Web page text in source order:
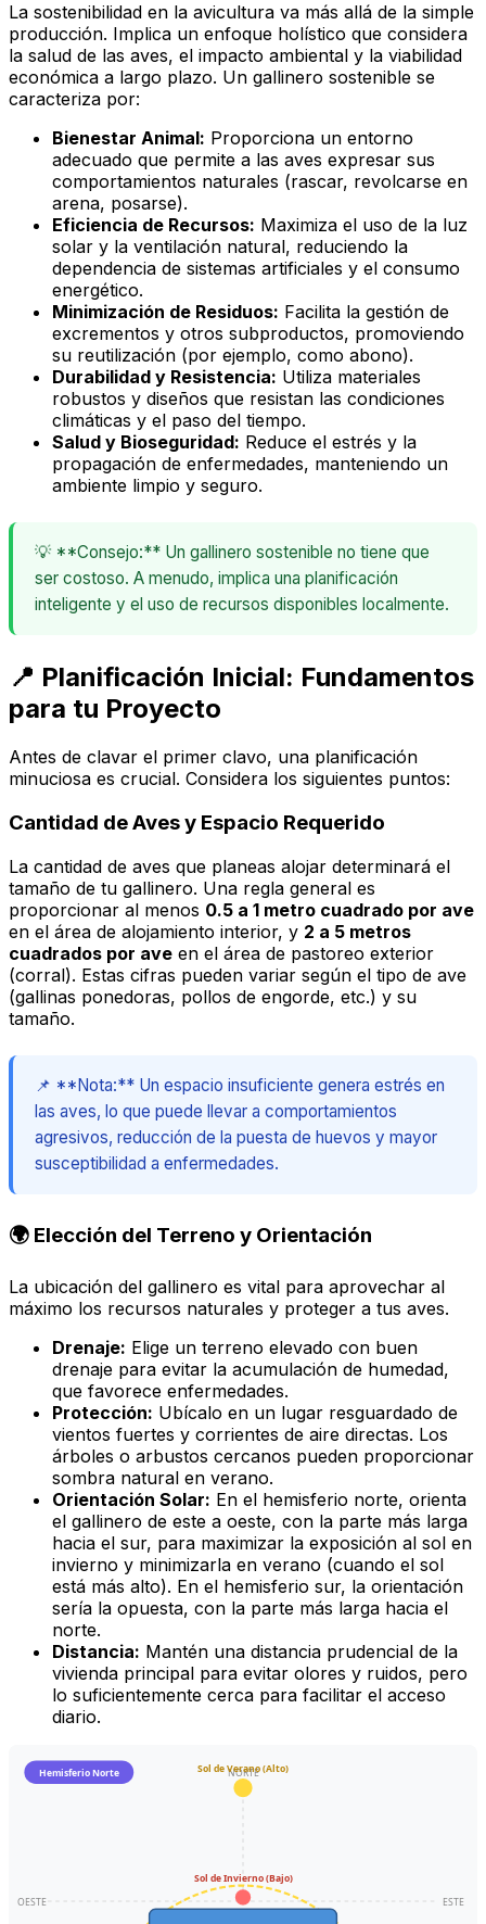
La sostenibilidad en la avicultura va más allá de la simple
producción. Implica un enfoque holístico que considera
la salud de las aves, el impacto ambiental y la viabilidad
económica a largo plazo. Un gallinero sostenible se
caracteriza por:
Bienestar Animal: Proporciona un entorno
adecuado que permite a las aves expresar sus
comportamientos naturales (rascar, revolcarse en
arena, posarse).
Eficiencia de Recursos: Maximiza el uso de la luz
solar y la ventilación natural, reduciendo la
dependencia de sistemas artificiales y el consumo
energético.
Minimización de Residuos: Facilita la gestión de
excrementos y otros subproductos, promoviendo
su reutilización (por ejemplo, como abono).
Durabilidad y Resistencia: Utiliza materiales
robustos y diseños que resistan las condiciones
climáticas y el paso del tiempo.
Salud y Bioseguridad: Reduce el estrés y la
propagación de enfermedades, manteniendo un
ambiente limpio y seguro.
💡 **Consejo:** Un gallinero sostenible no tiene que
ser costoso. A menudo, implica una planificación
inteligente y el uso de recursos disponibles localmente.
📍 Planificación Inicial: Fundamentos
para tu Proyecto
Antes de clavar el primer clavo, una planificación
minuciosa es crucial. Considera los siguientes puntos:
Cantidad de Aves y Espacio Requerido
La cantidad de aves que planeas alojar determinará el
tamaño de tu gallinero. Una regla general es
proporcionar al menos 0.5 a 1 metro cuadrado por ave
en el área de alojamiento interior, y 2 a 5 metros
cuadrados por ave en el área de pastoreo exterior
(corral). Estas cifras pueden variar según el tipo de ave
(gallinas ponedoras, pollos de engorde, etc.) y su
tamaño.
📌 **Nota:** Un espacio insuficiente genera estrés en
las aves, lo que puede llevar a comportamientos
agresivos, reducción de la puesta de huevos y mayor
susceptibilidad a enfermedades.
🌍 Elección del Terreno y Orientación
La ubicación del gallinero es vital para aprovechar al
máximo los recursos naturales y proteger a tus aves.
Drenaje: Elige un terreno elevado con buen
drenaje para evitar la acumulación de humedad,
que favorece enfermedades.
Protección: Ubícalo en un lugar resguardado de
vientos fuertes y corrientes de aire directas. Los
árboles o arbustos cercanos pueden proporcionar
sombra natural en verano.
Orientación Solar: En el hemisferio norte, orienta
el gallinero de este a oeste, con la parte más larga
hacia el sur, para maximizar la exposición al sol en
invierno y minimizarla en verano (cuando el sol
está más alto). En el hemisferio sur, la orientación
sería la opuesta, con la parte más larga hacia el
norte.
Distancia: Mantén una distancia prudencial de la
vivienda principal para evitar olores y ruidos, pero
lo suficientemente cerca para facilitar el acceso
diario.
NORTE
ESTE
OESTE
Sol de Verano (Alto)
Sol de Invierno (Bajo)
Hemisferio Norte